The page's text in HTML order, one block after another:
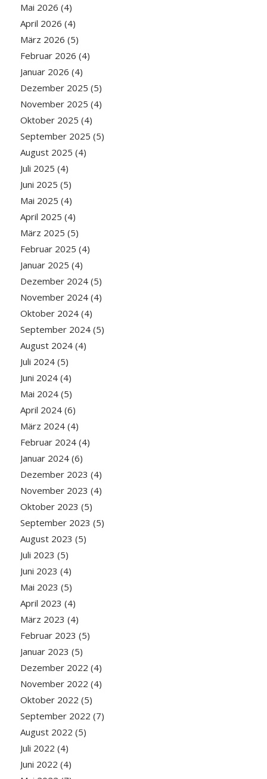
Mai 2026 (4)
April 2026 (4)
März 2026 (5)
Februar 2026 (4)
Januar 2026 (4)
Dezember 2025 (5)
November 2025 (4)
Oktober 2025 (4)
September 2025 (5)
August 2025 (4)
Juli 2025 (4)
Juni 2025 (5)
Mai 2025 (4)
April 2025 (4)
März 2025 (5)
Februar 2025 (4)
Januar 2025 (4)
Dezember 2024(5)
November 2024(4)
Oktober 2024(4)
September 2024(5)
August 2024(4)
Juli 2024(5)
Juni 2024(4)
Mai 2024(5)
April 2024(6)
März 2024(4)
Februar 2024(4)
Januar 2024(6)
Dezember 2023 (4)
November 2023 (4)
Oktober 2023 (5)
September 2023 (5)
August 2023 (5)
Juli 2023 (5)
Juni 2023 (4)
Mai 2023 (5)
April 2023 (4)
März 2023 (4)
Februar 2023 (5)
Januar 2023 (5)
Dezember 2022 (4)
November 2022 (4)
Oktober 2022 (5)
September 2022 (7)
August 2022 (5)
Juli 2022 (4)
Juni 2022 (4)